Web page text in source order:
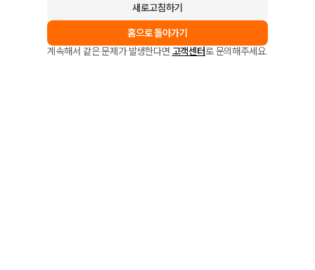
새로고침하기
홈으로 돌아가기
계속해서 같은 문제가 발생한다면 고객센터로 문의해주세요.